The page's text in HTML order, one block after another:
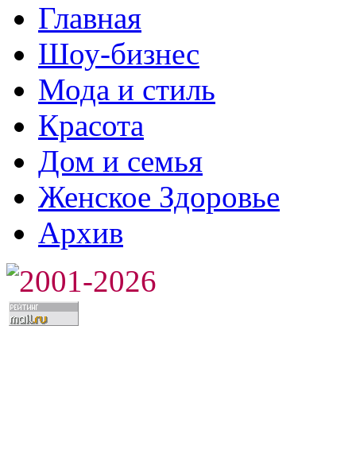
Главная
Шоу-бизнес
Мода и стиль
Красота
Дом и семья
Женское Здоровье
Архив
2001-2026